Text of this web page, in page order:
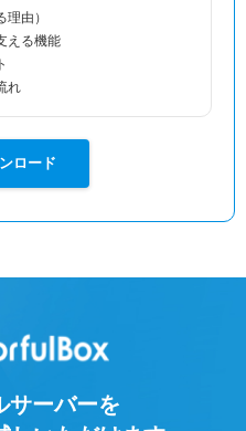
由）
える機能
れ
ロード
サーバーを